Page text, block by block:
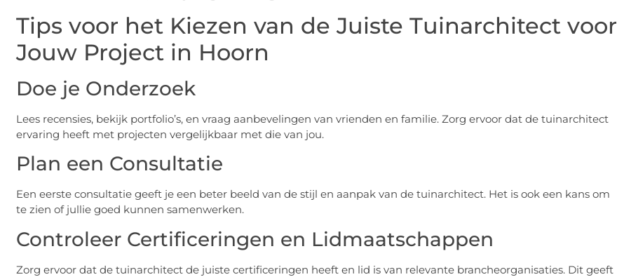
Tips voor het Kiezen van de Juiste Tuinarchitect voor
Jouw Project in Hoorn
Doe je Onderzoek
Lees recensies, bekijk portfolio’s, en vraag aanbevelingen van vrienden en familie. Zorg ervoor dat de tuinarchitect
ervaring heeft met projecten vergelijkbaar met die van jou.
Plan een Consultatie
Een eerste consultatie geeft je een beter beeld van de stijl en aanpak van de tuinarchitect. Het is ook een kans om
te zien of jullie goed kunnen samenwerken.
Controleer Certificeringen en Lidmaatschappen
Zorg ervoor dat de tuinarchitect de juiste certificeringen heeft en lid is van relevante brancheorganisaties. Dit geeft